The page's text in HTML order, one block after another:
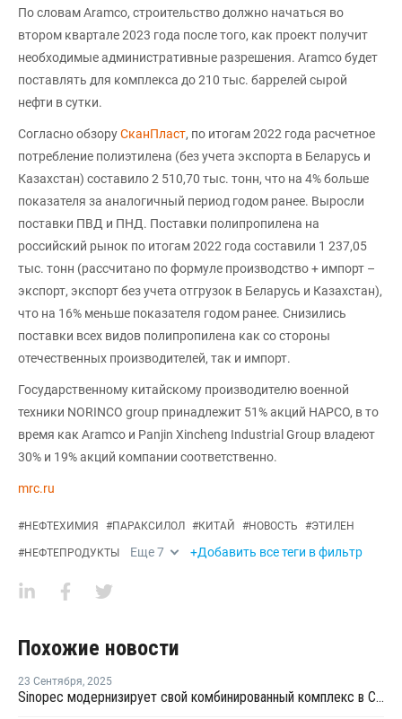
По словам Aramco, строительство должно начаться во
втором квартале 2023 года после того, как проект получит
необходимые административные разрешения. Aramco будет
поставлять для комплекса до 210 тыс. баррелей сырой
нефти в сутки.
Согласно обзоруСканПласт, по итогам 2022 года расчетное
потребление полиэтилена (без учета экспорта в Беларусь и
Казахстан) составило 2 510,70 тыс. тонн, что на 4% больше
показателя за аналогичный период годом ранее. Выросли
поставки ПВД и ПНД. Поставки полипропилена на
российский рынок по итогам 2022 года составили 1 237,05
тыс. тонн (рассчитано по формуле производство + импорт –
экспорт, экспорт без учета отгрузок в Беларусь и Казахстан),
что на 16% меньше показателя годом ранее. Снизились
поставки всех видов полипропилена как со стороны
отечественных производителей, так и импорт.
Государственному китайскому производителю военной
техники NORINCO group принадлежит 51% акций HAPCO, в то
время как Aramco и Panjin Xincheng Industrial Group владеют
30% и 19% акций компании соответственно.
mrc.ru
#НЕФТЕХИМИЯ #ПАРАКСИЛОЛ #КИТАЙ #НОВОСТЬ #ЭТИЛЕН
#НЕФТЕПРОДУКТЫ Еще7 +Добавить все теги в фильтр
Похожие новости
23 Сентября, 2025
Sinopec модернизирует свой комбинированный комплекс в Синьцзяне